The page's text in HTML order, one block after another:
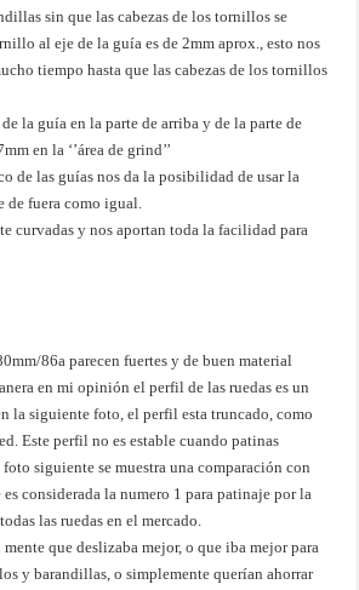
sin que las cabezas de los tornillos se
al eje de la guía es de 2mm aprox., esto nos
tiempo hasta que las cabezas de los tornillos
la guía en la parte de arriba y de la parte de
en la ‘’área de grind’’
de las guías nos da la posibilidad de usar la
de fuera como igual.
curvadas y nos aportan toda la facilidad para
86a parecen fuertes y de buen material
en mi opinión el perfil de las ruedas es un
la siguiente foto, el perfil esta truncado, como
Este perfil no es estable cuando patinas
siguiente se muestra una comparación con
considerada la numero 1 para patinaje por la
las ruedas en el mercado.
que deslizaba mejor, o que iba mejor para
y barandillas, o simplemente querían ahorrar